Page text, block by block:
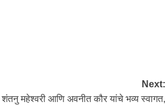
Next:
महेश्वरी आणि अवनीत कौर यांचे भव्य स्वागत,